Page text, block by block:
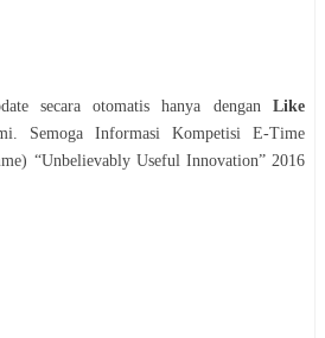
secara otomatis hanya dengan Like
Semoga Informasi Kompetisi
E-Time
“Unbelievably Useful Innovation” 2016